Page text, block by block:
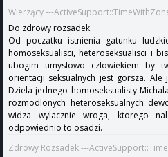
Wierzący ---
Do zdrowy rozsadek.
Od poczatku istnienia gatunku
homoseksualisci, heteroseksualisci i
ubogim umyslowo czlowiekiem by
orientacji seksualnych jest gorsza.
Dziela jednego homoseksualisty
rozmodlonych heteroseksualnych
widza wylacznie wroga, ktorego
odpowiednio to osadzi.
Zdrowy Rozsadek ---